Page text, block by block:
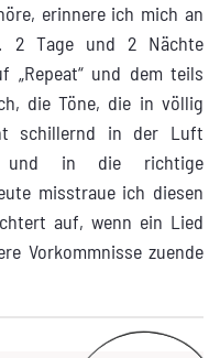
erinnere ich mich an
2 Tage und 2 Nächte
„Repeat“ und dem teils
die Töne, die in völlig
schillernd in der Luft
und in die richtige
misstraue ich diesen
auf, wenn ein Lied
Vorkommnisse zuende